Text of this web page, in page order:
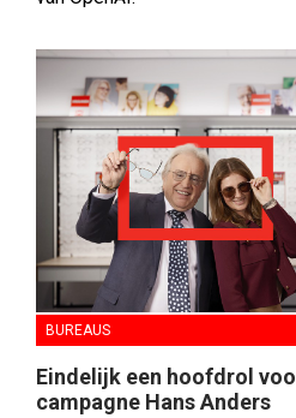
BUREAUS
Eindelijk een hoofdrol
campagne Hans Anders